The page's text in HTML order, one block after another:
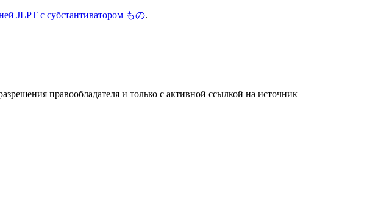
JLPT с субстантиватором もの.
правообладателя и только с активной ссылкой на источник